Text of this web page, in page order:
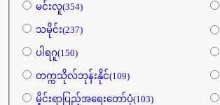
မင်းလူ(354)
သမိုင်း(237)
ပါရဂူ(150)
တက္ကသိုလ်ဘုန်းနိုင်(109)
မှိုင်းရာပြည့်အရေးတော်ပုံ(103)